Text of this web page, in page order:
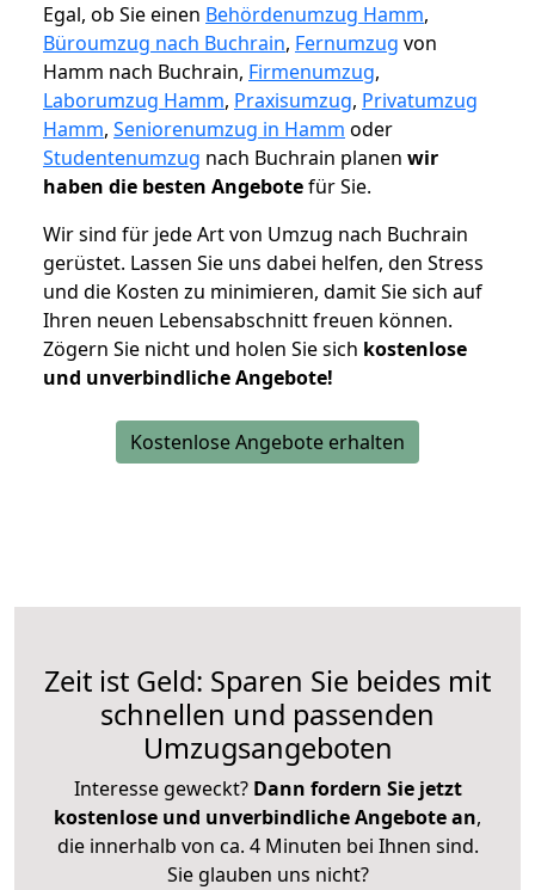
Egal, ob Sie einen Behördenumzug Hamm,
Büroumzug nach Buchrain, Fernumzug von
Hamm nach Buchrain, Firmenumzug,
Laborumzug Hamm, Praxisumzug, Privatumzug
Hamm, Seniorenumzug in Hamm oder
Studentenumzug nach Buchrain planen wir
haben die besten Angebotefür Sie.
Wir sind für jede Art von Umzug nach Buchrain
gerüstet. Lassen Sie uns dabei helfen, den Stress
und die Kosten zu minimieren, damit Sie sich auf
Ihren neuen Lebensabschnitt freuen können.
Zögern Sie nicht und holen Sie sich kostenlose
und unverbindliche Angebote!
Kostenlose Angebote erhalten
Zeit ist Geld: Sparen Sie beides mit
schnellen und passenden
Umzugsangeboten
Interesse geweckt? Dann fordern Sie jetzt
kostenlose und unverbindliche Angebote an,
die innerhalb von ca. 4 Minuten bei Ihnen sind.
Sie glauben uns nicht?